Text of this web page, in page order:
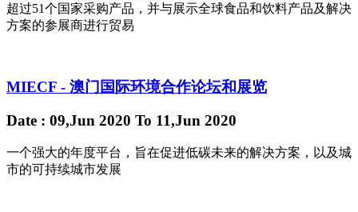
超过51个国家采购产品，并与展示全球食品和饮料产品及解决
方案的参展商进行贸易
MIECF - 澳门国际环境合作论坛和展览
Date : 09,Jun 2020 To 11,Jun 2020
一个强大的年度平台，旨在促进低碳未来的解决方案，以及城
市的可持续城市发展